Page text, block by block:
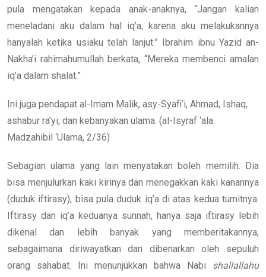
pula mengatakan kepada anak-anaknya, “Jangan kalian
meneladani aku dalam hal iq’a, karena aku melakukannya
hanyalah ketika usiaku telah lanjut.” Ibrahim ibnu Yazid an-
Nakha’i rahimahumullah berkata, “Mereka membenci amalan
iq’a dalam shalat.”
Ini juga pendapat al-Imam Malik, asy-Syafi’i, Ahmad, Ishaq,
ashabur ra’yi, dan kebanyakan ulama. (al-Isyraf ‘ala
Madzahibil ‘Ulama, 2/36)
Sebagian ulama yang lain menyatakan boleh memilih. Dia
bisa menjulurkan kaki kirinya dan menegakkan kaki kanannya
(duduk iftirasy), bisa pula duduk iq’a di atas kedua tumitnya.
Iftirasy dan iq’a keduanya sunnah, hanya saja iftirasy lebih
dikenal dan lebih banyak yang memberitakannya,
sebagaimana diriwayatkan dan dibenarkan oleh sepuluh
orang sahabat. Ini menunjukkan bahwa Nabi shallallahu